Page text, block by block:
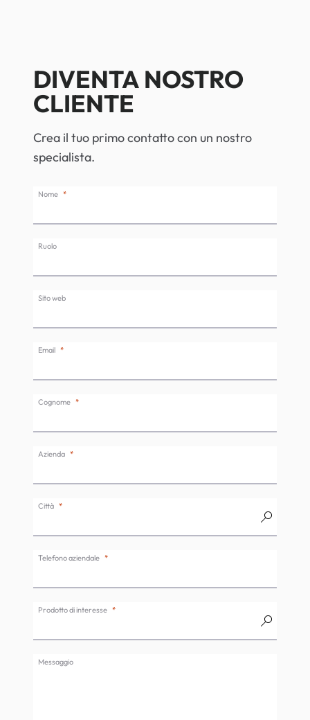
DIVENTA NOSTRO
CLIENTE
Crea il tuo primo contatto con un nostro
specialista.
Nome
Ruolo
Sito web
Email
Cognome
Azienda
Città
Telefono aziendale
Prodotto di interesse
Messaggio